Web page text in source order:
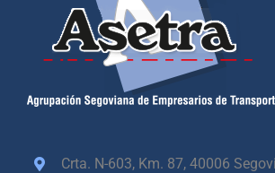
Crta. N-603, Km. 87,40006